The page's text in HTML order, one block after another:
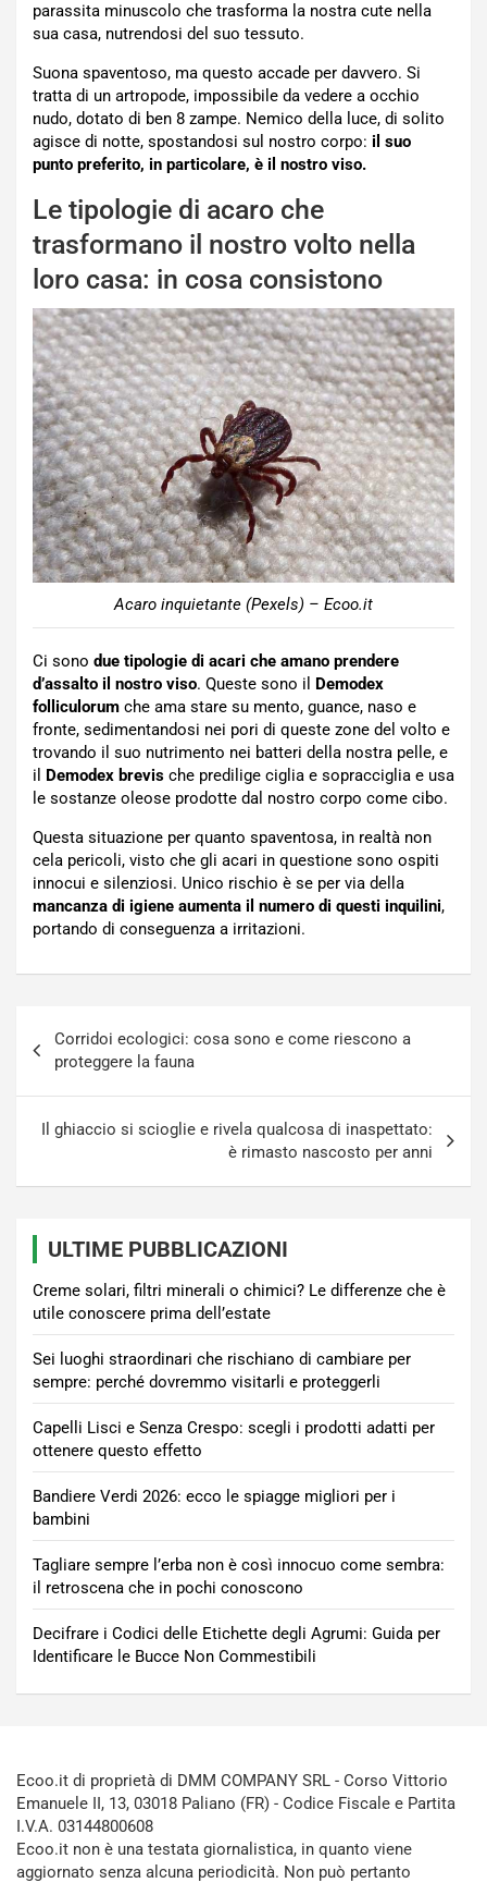
parassita minuscolo che trasforma la nostra cute nella
sua casa, nutrendosi del suo tessuto.
Suona spaventoso, ma questo accade per davvero. Si
tratta di un artropode, impossibile da vedere a occhio
nudo, dotato di ben 8 zampe. Nemico della luce, di solito
agisce di notte, spostandosi sul nostro corpo: il suo
punto preferito, in particolare, è il nostro viso.
Le tipologie di acaro che
trasformano il nostro volto nella
loro casa: in cosa consistono
Acaro inquietante (Pexels) – Ecoo.it
Ci sono due tipologie di acari che amano prendere
d’assalto il nostro viso. Queste sono il Demodex
folliculorum che ama stare su mento, guance, naso e
fronte, sedimentandosi nei pori di queste zone del volto e
trovando il suo nutrimento nei batteri della nostra pelle, e
il Demodex brevis che predilige ciglia e sopracciglia e usa
le sostanze oleose prodotte dal nostro corpo come cibo.
Questa situazione per quanto spaventosa, in realtà non
cela pericoli, visto che gli acari in questione sono ospiti
innocui e silenziosi. Unico rischio è se per via della
mancanza di igiene aumenta il numero di questi inquilini,
portando di conseguenza a irritazioni.
articoli
Corridoi ecologici: cosa sono e come riescono a
proteggere la fauna
Il ghiaccio si scioglie e rivela qualcosa di inaspettato:
è rimasto nascosto per anni
ULTIME PUBBLICAZIONI
Creme solari, filtri minerali o chimici? Le differenze che è
utile conoscere prima dell’estate
Sei luoghi straordinari che rischiano di cambiare per
sempre: perché dovremmo visitarli e proteggerli
Capelli Lisci e Senza Crespo: scegli i prodotti adatti per
ottenere questo effetto
Bandiere Verdi 2026: ecco le spiagge migliori per i
bambini
Tagliare sempre l’erba non è così innocuo come sembra:
il retroscena che in pochi conoscono
Decifrare i Codici delle Etichette degli Agrumi: Guida per
Identificare le Bucce Non Commestibili
Ecoo.it di proprietà di DMM COMPANY SRL - Corso Vittorio
Emanuele II, 13, 03018 Paliano (FR) - Codice Fiscale e Partita
I.V.A. 03144800608
Ecoo.it non è una testata giornalistica, in quanto viene
aggiornato senza alcuna periodicità. Non può pertanto